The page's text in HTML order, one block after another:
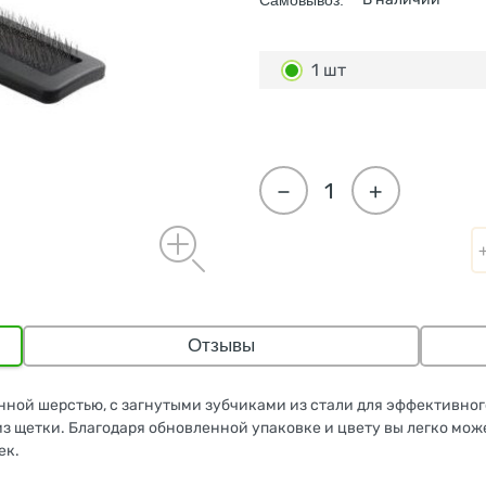
1 шт
+
−
Отзывы
шерстью, с загнутыми зубчиками из стали для
щетки. Благодаря обновленной упаковке и цвету вы легко